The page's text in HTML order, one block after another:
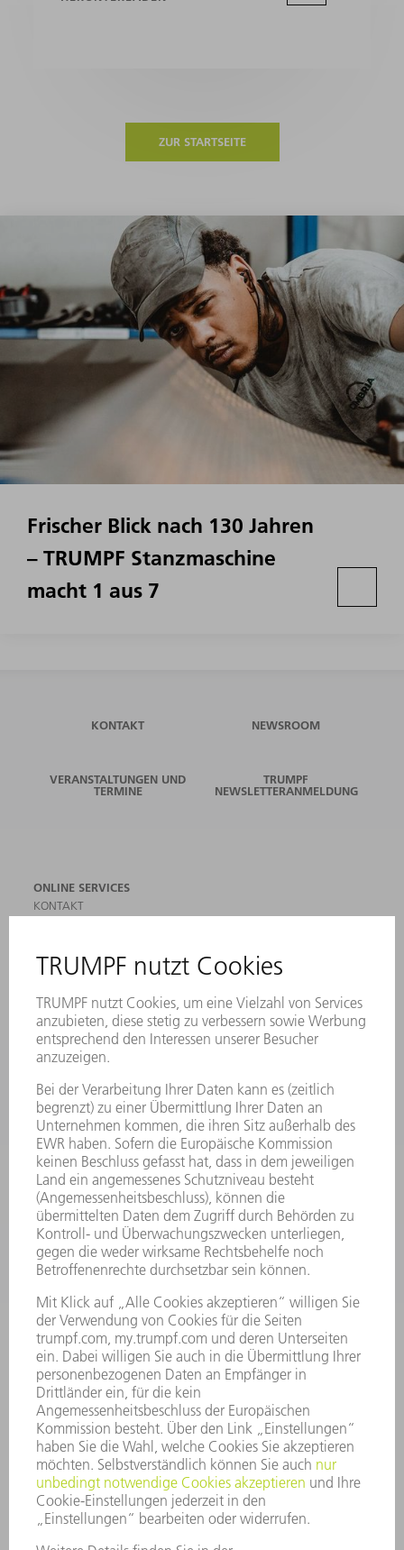
ZUR STARTSEITE
Frischer Blick nach 130 Jahren
– TRUMPF Stanzmaschine
macht 1 aus 7
KONTAKT NEWSROOM
VERANSTALTUNGEN UND
TERMINE
TRUMPF
NEWSLETTERANMELDUNG
ONLINE SERVICES
KONTAKT
VERANSTALTUNGEN UND TERMINE
NEWSLETTER-ANMELDUNG
MYTRUMPF
SICHERHEITSDATENBLÄTTER
PRODUKTE
MASCHINEN & SYSTEME
LEISTUNGSELEKTRONIK
ELEKTROWERKZEUGE
SMART FACTORY
SOFTWARE
SERVICES
ANWENDUNGEN
BRANCHEN
UNTERNEHMEN
KARRIERE
STELLENANGEBOTE
UNTERNEHMENSPROFIL
GESCHÄFTSBERICHT
UNTERNEHMENSGRUNDSÄTZE
COMPLIANCE
HINWEISGEBERSYSTEM
SECURITY
PRESSEMITTEILUNGEN
MAGAZINE
LIEFERANTEN
NACHHALTIGKEIT
UMWELT & KLIMA
SOZIALES & GESELLSCHAFT
UNTERNEHMENSFÜHRUNG